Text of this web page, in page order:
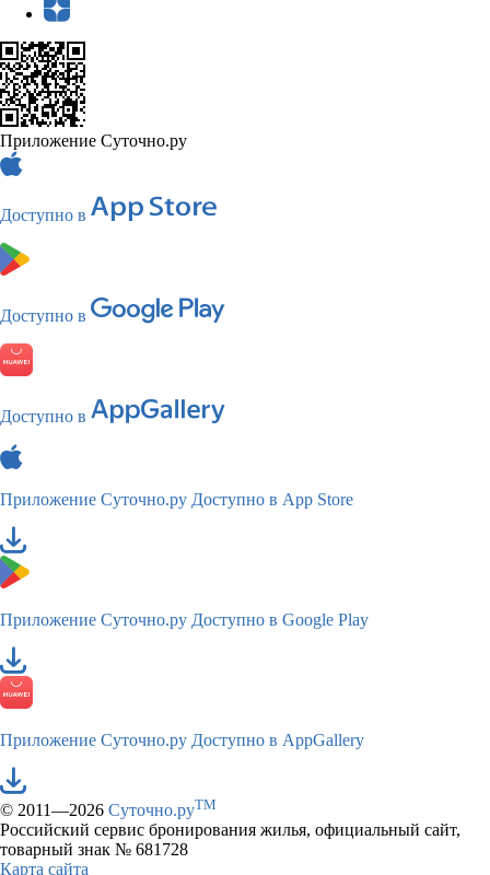
Приложение Суточно.ру
Доступно в
Доступно в
Доступно в
Приложение Суточно.ру Доступно в App Store
Приложение Суточно.ру Доступно в Google Play
Приложение Суточно.ру Доступно в AppGallery
© 2011—2026 Суточно.руTM
Российский сервис бронирования жилья, официальный сайт,
товарный знак № 681728
Карта сайта